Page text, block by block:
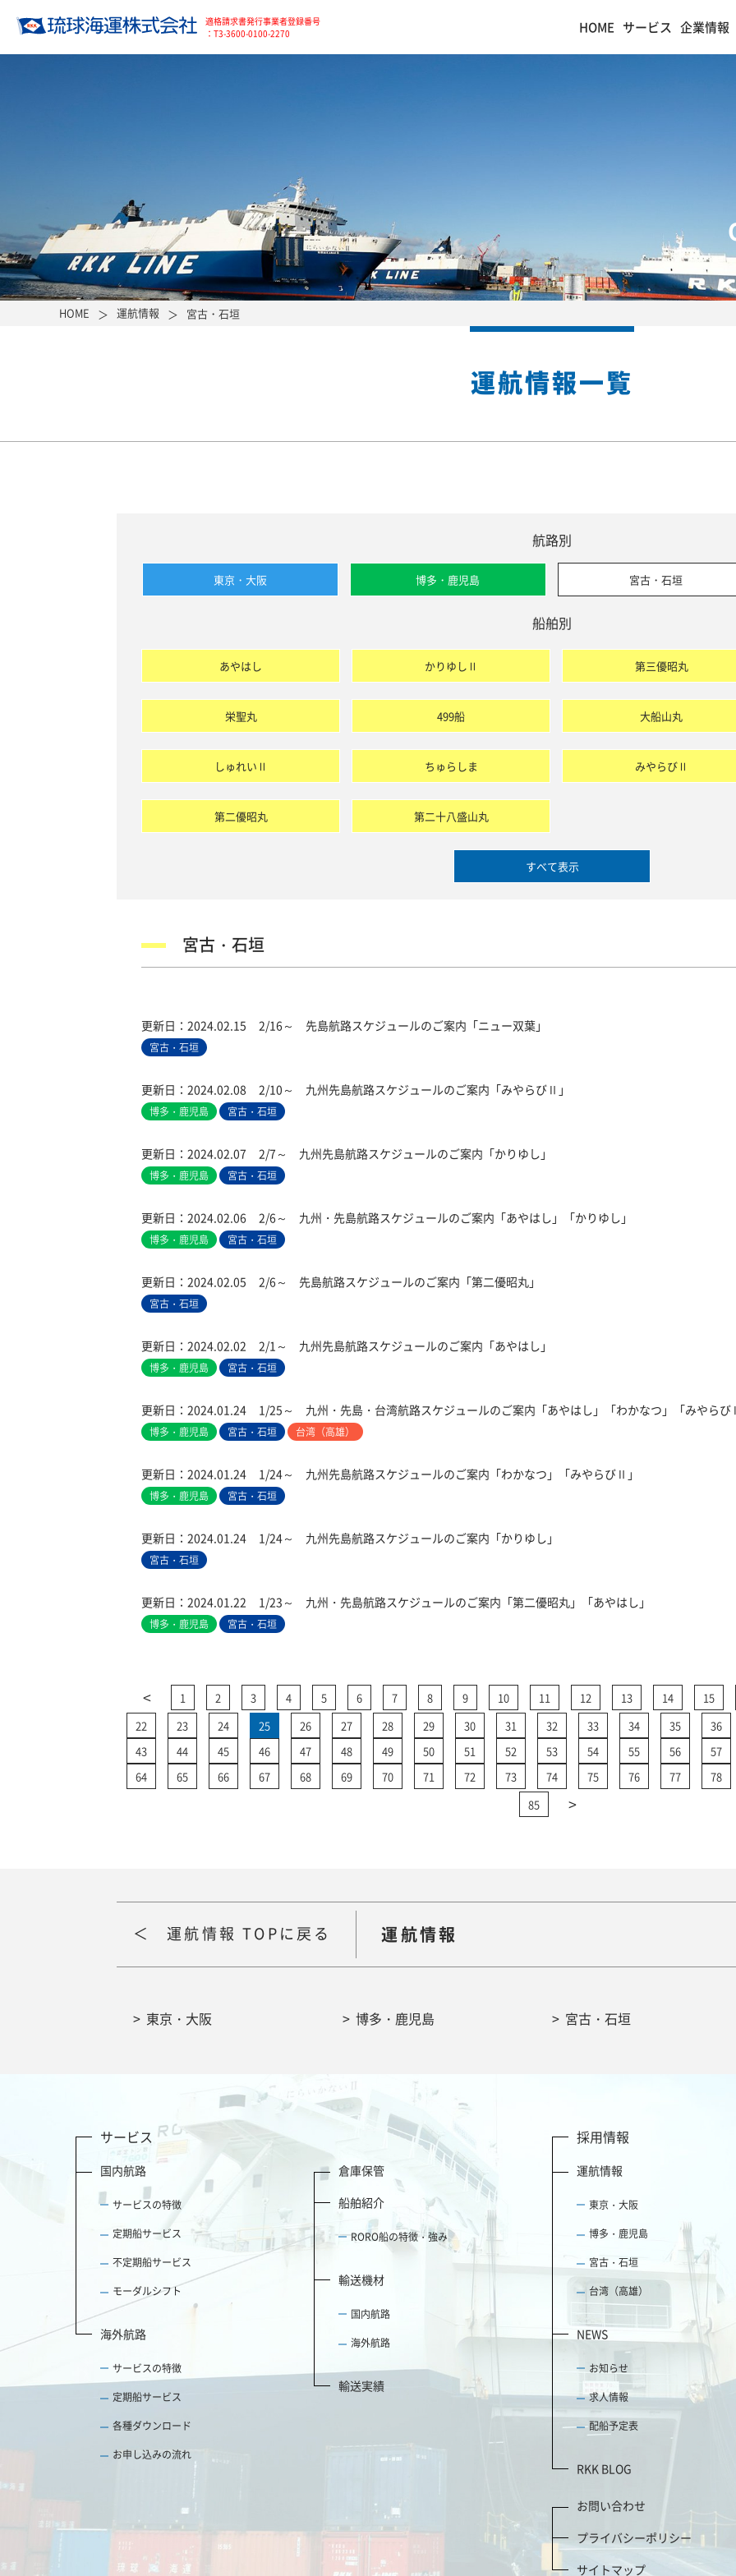
適格請求書発行事業者登録番号
：T3-3600-0100-2270
HOME サービス 企業情報
HOME 運航情報 宮古・石垣
運航情報一覧
航路別
東京・大阪 博多・鹿児島 宮古・石垣
船舶別
あやはし かりゆしⅡ 第三優昭丸
栄聖丸 499船 大船山丸
しゅれいⅡ ちゅらしま みやらびⅡ
第二優昭丸 第二十八盛山丸
すべて表示
宮古・石垣
更新日： 2024.02.15 2/16～ 先島航路スケジュールのご案内「ニュー双葉」
宮古・石垣
更新日： 2024.02.08 2/10～ 九州先島航路スケジュールのご案内「みやらびⅡ」
博多・鹿児島 宮古・石垣
更新日： 2024.02.07 2/7～ 九州先島航路スケジュールのご案内「かりゆし」
博多・鹿児島 宮古・石垣
更新日： 2024.02.06 2/6～ 九州・先島航路スケジュールのご案内「あやはし」「かりゆし」
博多・鹿児島 宮古・石垣
更新日： 2024.02.05 2/6～ 先島航路スケジュールのご案内「第二優昭丸」
宮古・石垣
更新日： 2024.02.02 2/1～ 九州先島航路スケジュールのご案内「あやはし」
博多・鹿児島 宮古・石垣
更新日： 2024.01.24 1/25～ 九州・先島・台湾航路スケジュールのご案内「あやはし」「わかなつ」「みやら
博多・鹿児島 宮古・石垣 台湾（高雄）
更新日： 2024.01.24 1/24～ 九州先島航路スケジュールのご案内「わかなつ」「みやらびⅡ」
博多・鹿児島 宮古・石垣
更新日： 2024.01.24 1/24～ 九州先島航路スケジュールのご案内「かりゆし」
宮古・石垣
更新日： 2024.01.22 1/23～ 九州・先島航路スケジュールのご案内「第二優昭丸」「あやはし」
博多・鹿児島 宮古・石垣
< 1 2 3 4 5 6 7 8 9 10 11 12 13 14
15
22
23 24 25 26 27 28 29 30 31 32 33 34 35
36
43
44 45 46 47 48 49 50 51 52 53 54 55 56
57
64
65 66 67 68 69 70 71 72 73 74 75 76 77
78
85
>
運航情報 TOPに戻る 運航情報
東京・大阪 博多・鹿児島 宮古・石垣
サービス
国内航路
サービスの特徴
定期船サービス
不定期船サービス
モーダルシフト
海外航路
サービスの特徴
定期船サービス
各種ダウンロード
お申し込みの流れ
倉庫保管
船舶紹介
RORO船の特徴・強み
輸送機材
国内航路
海外航路
輸送実績
採用情報
運航情報
東京・大阪
博多・鹿児島
宮古・石垣
台湾（高雄）
NEWS
お知らせ
求人情報
配船予定表
RKK BLOG
お問い合わせ
プライバシーポリシー
サイトマップ